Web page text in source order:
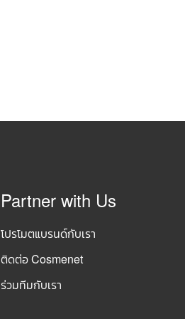
Partner with Us
โปรโมตแบรนด์กับเรา
ติดต่อ Cosmenet
ร่วมทีมกับเรา